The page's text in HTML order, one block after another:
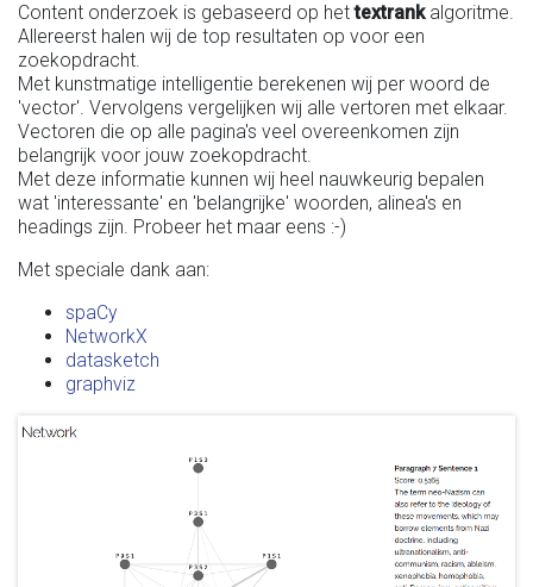
Content onderzoek is gebaseerd op hettextrankalgoritme.
Allereerst halen wij de top resultaten op voor een
zoekopdracht.
Met kunstmatige intelligentie berekenen wij per woord de
'vector'. Vervolgens vergelijken wij alle vertoren met elkaar.
Vectoren die op alle pagina's veel overeenkomen zijn
belangrijk voor jouw zoekopdracht.
Met deze informatie kunnen wij heel nauwkeurig bepalen
wat 'interessante' en 'belangrijke' woorden, alinea's en
headings zijn. Probeer het maar eens :-)
Met speciale dank aan:
spaCy
NetworkX
datasketch
graphviz